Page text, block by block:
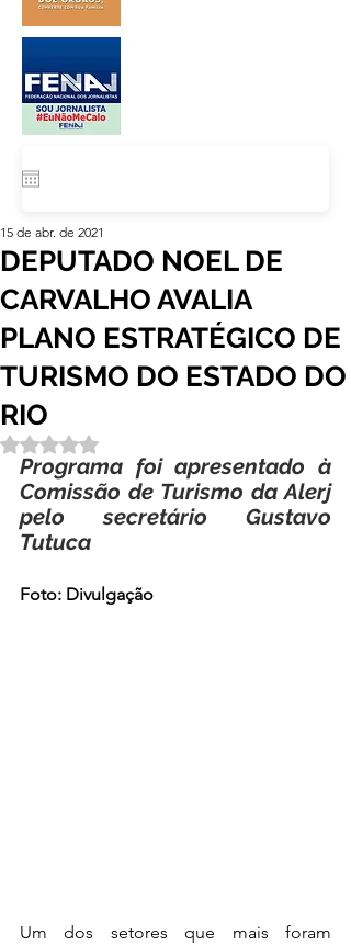
DEPUTADO NOEL DE
CARVALHO AVALIA
PLANO ESTRATÉGICO DE
TURISMO DO ESTADO DO
RIO
15 de abr. de 2021
Avaliado com NaN de 5 estrelas.
Programa foi apresentado à
Comissão de Turismo da Alerj
pelo secretário Gustavo
Tutuca
Foto: Divulgação
Um dos setores que mais foram